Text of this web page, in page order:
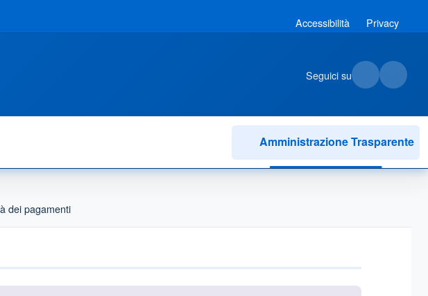
Accessibilità Privacy
Seguici su
Amministrazione Trasparente
dei pagamenti